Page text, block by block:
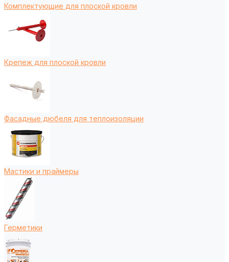
Комплектующие для плоской кровли
Крепеж для плоской кровли
Фасадные дюбеля для теплоизоляции
Мастики и праймеры
Герметики